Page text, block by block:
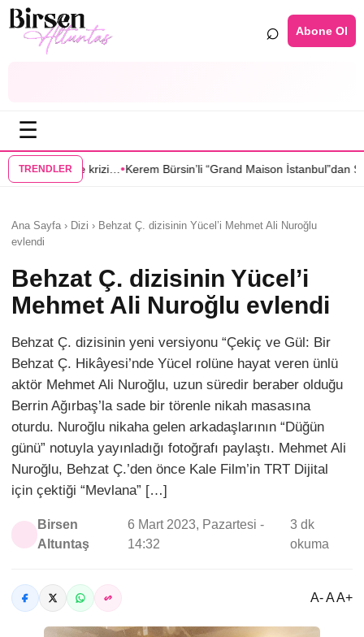
⌕ Abone Ol
☰
TRENDLER
Kerem Bürsin’li “Grand Maison İstanbul”dan Sıla Türkoğlu’na teklif•
Ana Sayfa › Dizi › Behzat Ç. dizisinin Yücel’i Mehmet Ali Nuroğlu
evlendi
Behzat Ç. dizisinin Yücel’i
Mehmet Ali Nuroğlu evlendi
Behzat Ç. dizisinin yeni versiyonu “Çekiç ve Gül: Bir
Behzat Ç. Hikâyesi’nde Yücel rolüne hayat veren ünlü
aktör Mehmet Ali Nuroğlu, uzun süredir beraber olduğu
Berrin Ağırbaş’la sade bir törenle nikah masasına
oturdu. Nuroğlu nikaha gelen arkadaşlarının “Düğün
günü” notuyla yayınladığı fotoğrafı paylaştı. Mehmet Ali
Nuroğlu, Behzat Ç.’den önce Kale Film’in TRT Dijital
için çektiği “Mevlana” […]
Birsen
Altuntaş
6 Mart 2023, Pazartesi -
14:32
3 dk
okuma
A- A A+